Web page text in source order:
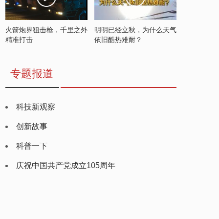
火箭炮界狙击枪，千里之外
精准打击
明明已经立秋，为什么天气
依旧酷热难耐？
专题报道
科技新观察
创新故事
科普一下
庆祝中国共产党成立105周年